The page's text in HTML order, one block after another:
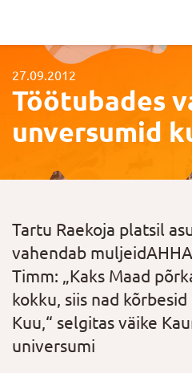
27.09.2012
Töötubades
unversumid
Tartu Raekoja platsil
vahendab
Timm: „Kaks Maad
kokku, siis nad
Kuu,“ selgitas väike
universumi